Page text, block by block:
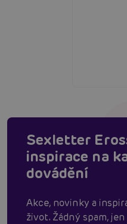
Sexletter
inspirace na
dovádění
Akce, novinky a
život. Žádný spam,